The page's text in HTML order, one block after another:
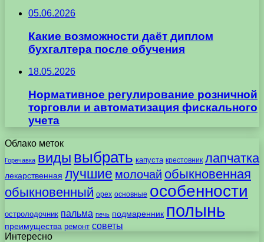
05.06.2026
Какие возможности даёт диплом
бухгалтера после обучения
18.05.2026
Нормативное регулирование розничной
торговли и автоматизация фискального
учета
Облако меток
Горечавка виды выбрать капуста крестовник лапчатка
лекарственная лучшие молочай обыкновенная
обыкновенный орех основные особенности
остролодочник пальма печь подмаренник полынь
преимущества ремонт советы
Интересно